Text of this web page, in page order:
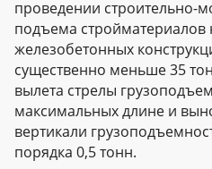
проведении строительно-
подъема стройматериалов
железобетонных
существенно меньше 35
вылета стрелы
максимальных длине и
вертикали
порядка 0,5 тонн.